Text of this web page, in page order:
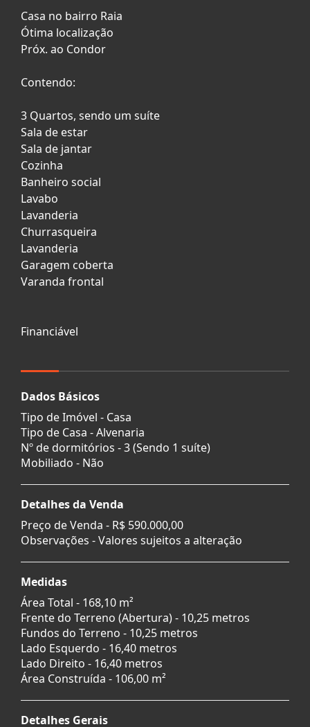
Casa no bairro Raia
Ótima localização
Próx. ao Condor
Contendo:
3 Quartos, sendo um suíte
Sala de estar
Sala de jantar
Cozinha
Banheiro social
Lavabo
Lavanderia
Churrasqueira
Lavanderia
Garagem coberta
Varanda frontal
Financiável
Dados Básicos
Tipo de Imóvel - Casa
Tipo de Casa - Alvenaria
Nº de dormitórios - 3 (Sendo 1 suíte)
Mobiliado - Não
Detalhes da Venda
Preço de Venda - R$ 590.000,00
Observações - Valores sujeitos a alteração
Medidas
Área Total - 168,10 m²
Frente do Terreno (Abertura) - 10,25 metros
Fundos do Terreno - 10,25 metros
Lado Esquerdo - 16,40 metros
Lado Direito - 16,40 metros
Área Construída - 106,00 m²
Detalhes Gerais